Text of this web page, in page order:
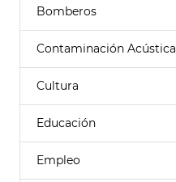
Bomberos
Contaminación Acústica
Cultura
Educación
Empleo